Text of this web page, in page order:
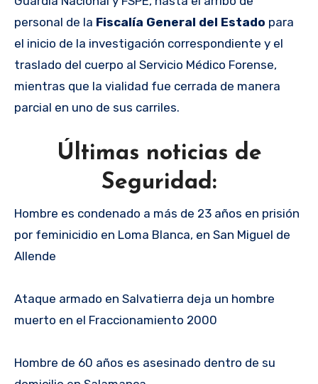
personal de la Fiscalía General del Estado para
el inicio de la investigación correspondiente y el
traslado del cuerpo al Servicio Médico Forense,
mientras que la vialidad fue cerrada de manera
parcial en uno de sus carriles.
Últimas noticias de
Seguridad:
Hombre es condenado a más de 23 años en prisión
por feminicidio en Loma Blanca, en San Miguel de
Allende
Ataque armado en Salvatierra deja un hombre
muerto en el Fraccionamiento 2000
Hombre de 60 años es asesinado dentro de su